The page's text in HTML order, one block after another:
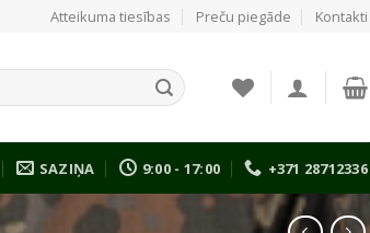
Atteikuma tiesības Preču piegāde Kontakti
SAZIŅA 9:00 - 17:00 +371 28712336